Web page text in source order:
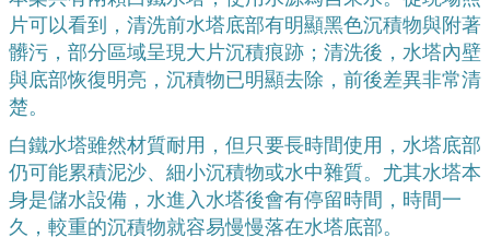
片可以看到，清洗前水塔底部有明顯黑色沉積物與附著
髒污，部分區域呈現大片沉積痕跡；清洗後，水塔內壁
與底部恢復明亮，沉積物已明顯去除，前後差異非常清
楚。
白鐵水塔雖然材質耐用，但只要長時間使用，水塔底部
仍可能累積泥沙、細小沉積物或水中雜質。尤其水塔本
身是儲水設備，水進入水塔後會有停留時間，時間一
久，較重的沉積物就容易慢慢落在水塔底部。